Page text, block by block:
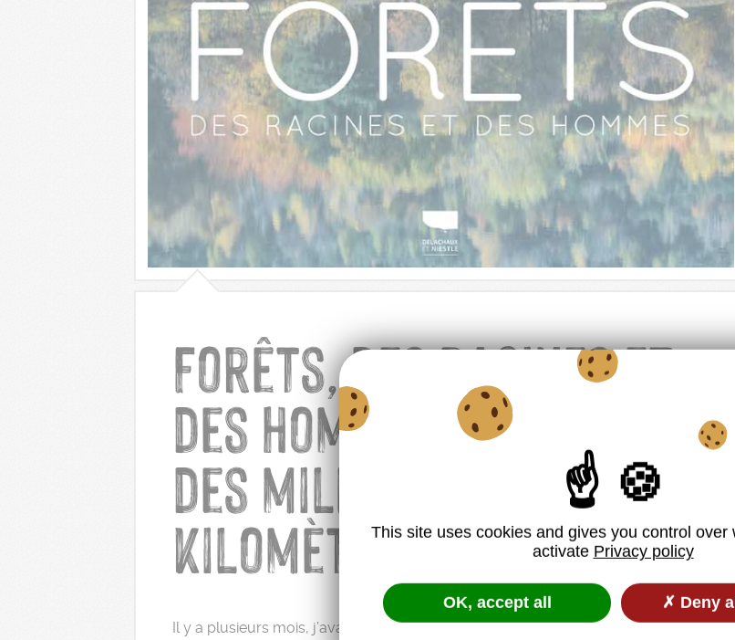
Forêts, des racines et
des hommes. Un livre,
des milliers de
kilomètres et un déclic
Il y a plusieurs mois, j’avais commencé ici une chronique-édito irrégulomadaire
This site uses cookies and gives you control over
activate Privacy policy
OK, accept all ✗ Deny